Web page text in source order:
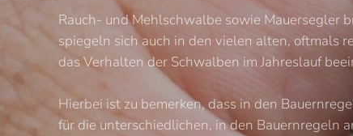
Rauch- und Mehlschwalbe sowie Mauersegler
spiegeln sich auch in den vielen alten, oftmals
das Verhalten der Schwalben im Jahreslauf
Hierbei ist zu bemerken, dass in den
für die unterschiedlichen, in den Bauernregeln